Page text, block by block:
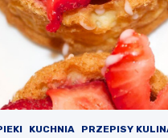
KUCHNIA
PRZEPISY